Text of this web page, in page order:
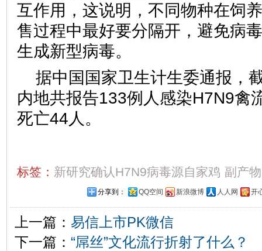
互作用，这说明，不同物种在饲
售过程中最好要分隔开，避免病
生成新型病毒。
据中国国家卫生计生委通报，
内地共报告133例人感染H7N9禽
死亡44人。
标签： 新研究确认H7N9病毒源自家鸡 副产
分享到： QQ空间 新浪微博 人人网 开
上一篇： 易信上市PK微信
下一篇： “屌丝”文化流行折射了什么？